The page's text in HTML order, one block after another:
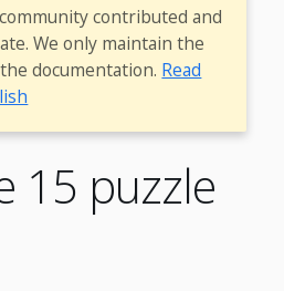
contributed and
We only maintain the
documentation. Read
15 puzzle